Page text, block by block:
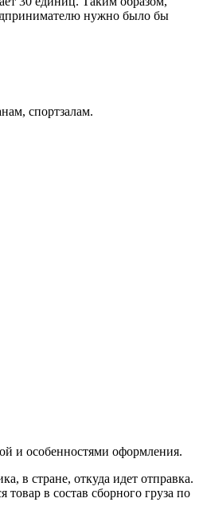
нужно было бы
спортзалам.
и особенностями оформления.
в стране, откуда идет отправка.
в состав сборного груза по